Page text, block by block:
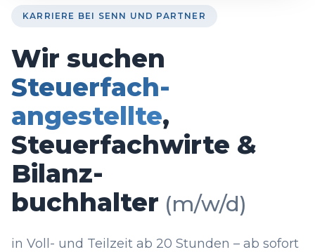
KARRIERE BEI SENN UND PARTNER
Wir suchen
Steuerfach­
angestellte,
Steuerfach­wirte &
Bilanz­
buchhalter (m/w/d)
in Voll- und Teilzeit ab 20 Stunden – ab sofort